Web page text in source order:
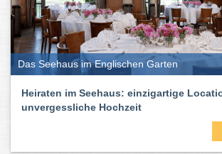
Das Seehaus im Englischen Garten
Heiraten im Seehaus: einzigartige
unvergessliche Hochzeit